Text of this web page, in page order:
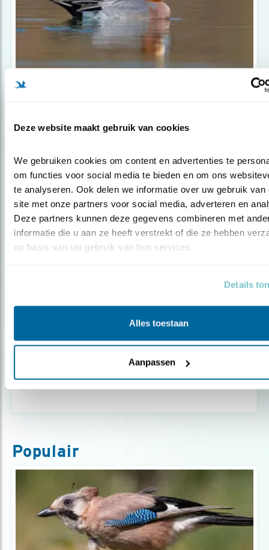
Deze website maakt gebruik van cookies
We gebruiken cookies om content en advertenties te
om functies voor social media te bieden en om ons
te analyseren. Ook delen we informatie over uw gebruik van
site met onze partners voor social media, adverteren en
Deze partners kunnen deze gegevens combineren met
informatie die u aan ze heeft verstrekt of die ze hebben
op basis van uw gebruik van hun services.
Details
Alles toestaan
Aanpassen
in..
Nieuws
Verbod afschot smienten blijft overeind
Populair